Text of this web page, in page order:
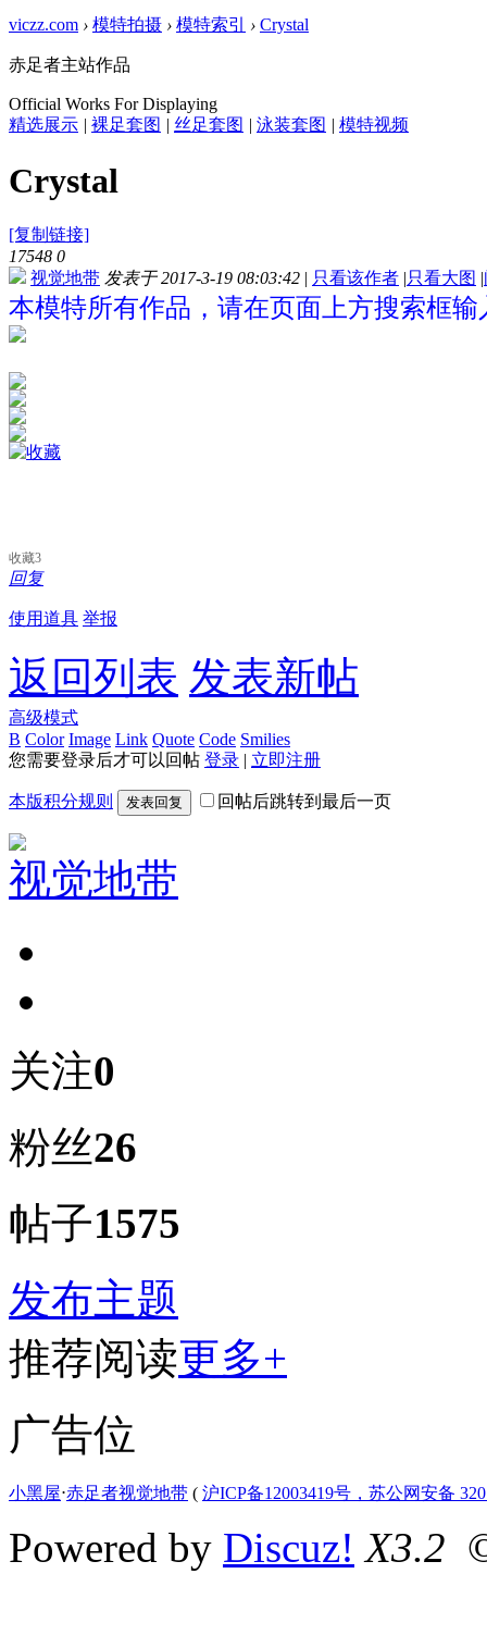
viczz.com › 模特拍摄 › 模特索引 › Crystal
赤足者主站作品
Official Works For Displaying
精选展示 | 裸足套图 | 丝足套图 | 泳装套图 | 模特视频
Crystal
[复制链接]
17548 0
视觉地带 发表于 2017-3-19 08:03:42 | 只看该作者 |只看大图 |
本模特所有作品，请在页面上方搜索框输
收藏3
回复
使用道具 举报
返回列表 发表新帖
高级模式
B Color Image Link Quote Code Smilies
您需要登录后才可以回帖 登录 | 立即注册
本版积分规则 发表回复 回帖后跳转到最后一页
视觉地带
关注0
粉丝26
帖子1575
发布主题
推荐阅读更多+
广告位
小黑屋⋅赤足者视觉地带 ( 沪ICP备12003419号，苏公网安备
Powered by Discuz! X3.2